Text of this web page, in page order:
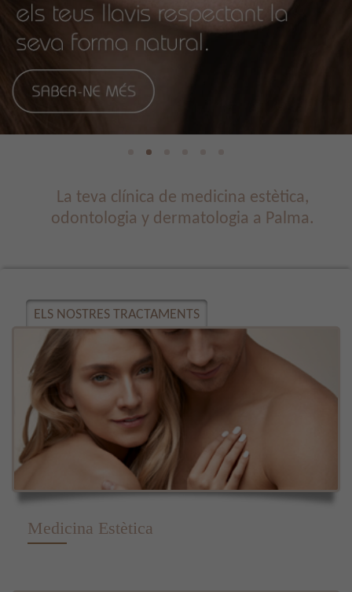
La teva clínica de medicina estètica,
odontologia y dermatologia a Palma.
ELS NOSTRES TRACTAMENTS
Medicina Estètica